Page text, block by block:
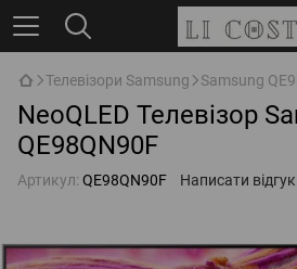
Телевізори Samsung Samsung
NeoQLED Телевізор
QE98QN90F
Артикул: QE98QN90F Написати відгук